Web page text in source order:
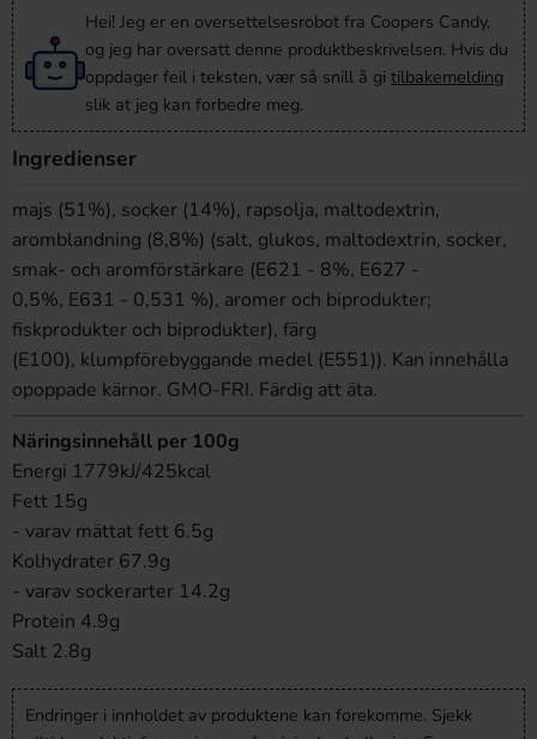
Hei! Jeg er en oversettelsesrobot fra Coopers Candy,
og jeg har oversatt denne produktbeskrivelsen. Hvis du
oppdager feil i teksten, vær så snill å gi tilbakemelding
slik at jeg kan forbedre meg.
Ingredienser
majs (51%), socker (14%), rapsolja, maltodextrin,
aromblandning (8,8%) (salt, glukos, maltodextrin, socker,
smak- och aromförstärkare (Е621 - 8%, Е627 -
0,5%, Е631 - 0,531 %), aromer och biprodukter;
fiskprodukter och biprodukter), färg
(Е100), klumpförebyggande medel (E551)). Kan innehålla
opoppade kärnor. GMO-FRI. Färdig att äta.
Näringsinnehåll per 100g
Energi 1779kJ/425kcal
Fett 15g
- varav mättat fett 6.5g
Kolhydrater 67.9g
- varav sockerarter 14.2g
Protein 4.9g
Salt 2.8g
Endringer i innholdet av produktene kan forekomme. Sjekk